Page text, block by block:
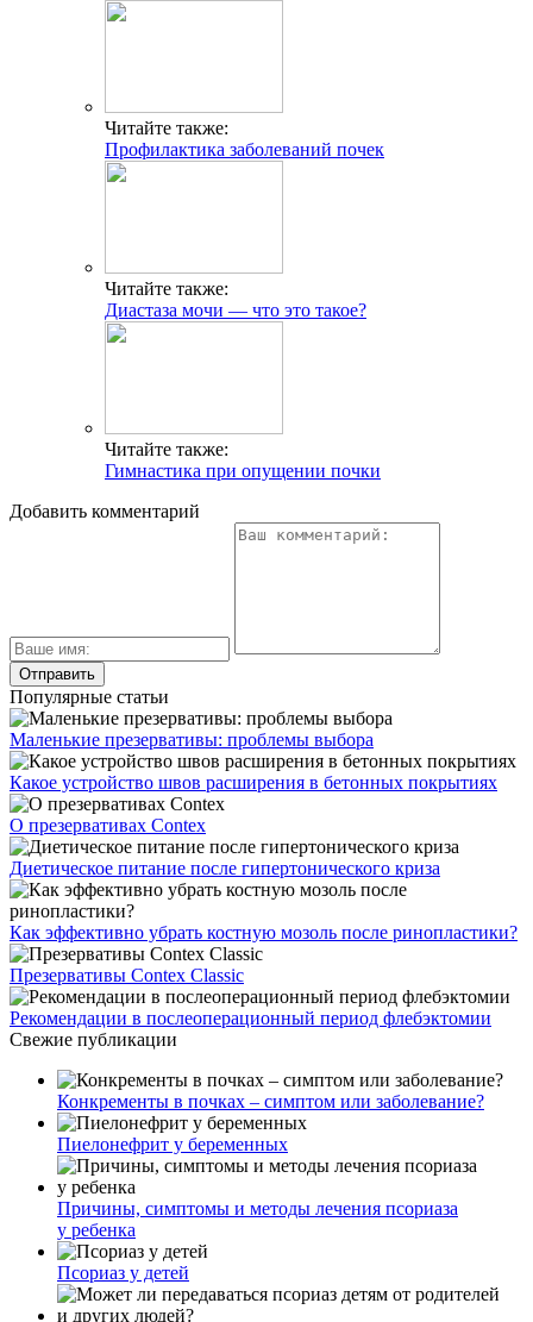
Читайте также:
Профилактика заболеваний почек
Читайте также:
Диастаза мочи — что это такое?
Читайте также:
Гимнастика при опущении почки
Добавить комментарий
Популярные статьи
Маленькие презервативы: проблемы выбора
Какое устройство швов расширения в бетонных покрытиях
О презервативах Contex
Диетическое питание после гипертонического криза
Как эффективно убрать костную мозоль после ринопластики?
Презервативы Contex Classic
Рекомендации в послеоперационный период флебэктомии
Свежие публикации
Конкременты в почках – симптом или заболевание?
Пиелонефрит у беременных
Причины, симптомы и методы лечения псориаза
у ребенка
Псориаз у детей